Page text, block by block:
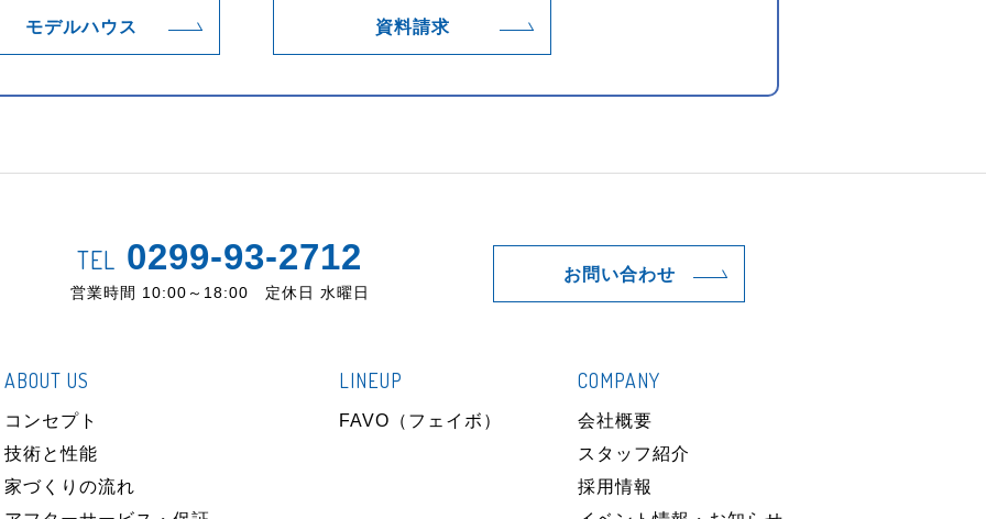
モデルハウス 資料請求
TEL 0299-93-2712
営業時間 10:00～18:00 定休日 水曜日
お問い合わせ
ABOUT US
コンセプト
技術と性能
家づくりの流れ
LINEUP
FAVO（フェイボ）
COMPANY
会社概要
スタッフ紹介
採用情報